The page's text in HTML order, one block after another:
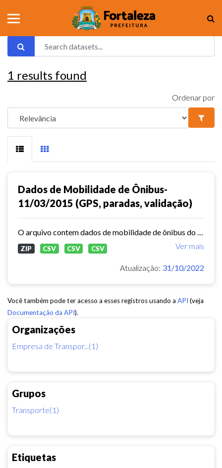
Organizações
Empresa de Transpor...(1)
Grupos
Transporte(1)
Etiquetas
1 results found
Ordenar por
Dados de Mobilidade de Ônibus-
11/03/2015 (GPS, paradas, validação)
Ver mais
ZIP CSV CSV CSV
Atualização: 31/10/2022
Você também pode ter acesso a esses registros usando a API (veja
Documentação da API).